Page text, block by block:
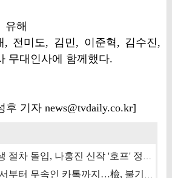
유해
, 전미도, 김민, 이준혁, 김수진,
무대인사에 함께했다.
기자 news@tvdaily.co.kr]
메가박스중앙 회생 절차 돌입, 나홍진 신작 '호프' 정상 개봉에 쏠린 시선 [상반기 결산 기획]
민희진 입사 동의서부터 무속인 카톡까지…檢, 불기소 처분 근거들 [이슈&톡]